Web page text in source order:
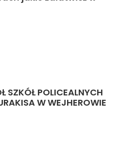
SZKÓŁ POLICEALNYCH
W WEJHEROWIE